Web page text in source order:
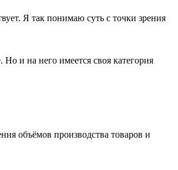
Я так понимаю суть с точки зрения
и на него имеется своя категория
объёмов производства товаров и